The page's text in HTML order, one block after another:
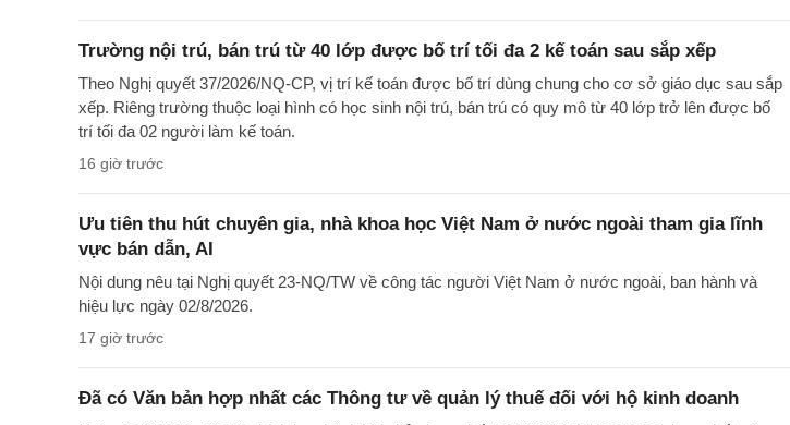
Trường nội trú, bán trú từ 40 lớp được bố trí tối đa 2 kế toán sau sắp xếp
Theo Nghị quyết 37/2026/NQ-CP, vị trí kế toán được bố trí dùng chung cho cơ sở giáo dục sau sắp
xếp. Riêng trường thuộc loại hình có học sinh nội trú, bán trú có quy mô từ 40 lớp trở lên được bố
trí tối đa 02 người làm kế toán.
16 giờ trước
Ưu tiên thu hút chuyên gia, nhà khoa học Việt Nam ở nước ngoài tham gia lĩnh
vực bán dẫn, AI
Nội dung nêu tại Nghị quyết 23-NQ/TW về công tác người Việt Nam ở nước ngoài, ban hành và
hiệu lực ngày 02/8/2026.
17 giờ trước
Đã có Văn bản hợp nhất các Thông tư về quản lý thuế đối với hộ kinh doanh